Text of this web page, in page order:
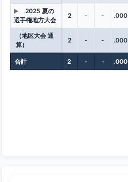
▶
2025 夏の
選手権地方大会
2 - - .000
（地区大会 通
算）
2 - - .000
合計 2 - - .000